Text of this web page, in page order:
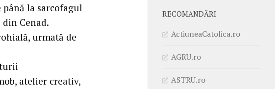
la sarcofagul
Cenad.
urmată de
atelier creativ,
RECOMANDĂRI
ActiuneaCatolica.ro
AGRU.ro
ASTRU.ro